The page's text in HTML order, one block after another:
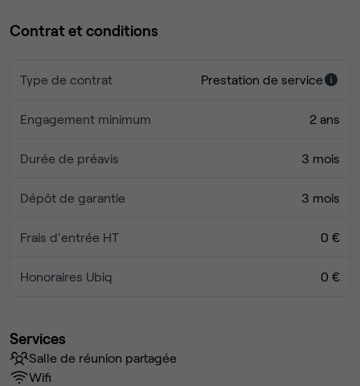
Contrat et conditions
Type de contrat Prestation de service
Engagement minimum 2 ans
Durée de préavis 3 mois
Dépôt de garantie 3 mois
Frais d'entrée HT 0 €
Honoraires Ubiq 0 €
Services
Salle de réunion partagée
Wifi